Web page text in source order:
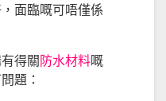
面臨嘅可唔僅係
得關 防水材料嘅
題：